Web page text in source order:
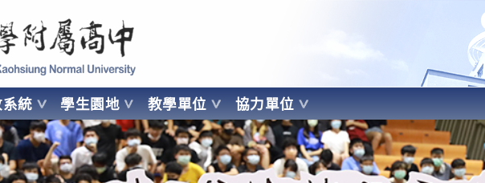
Kaohsiung Normal University
系統 學生園地 教學單位 協力單位
NORMAL UNIVERSITY